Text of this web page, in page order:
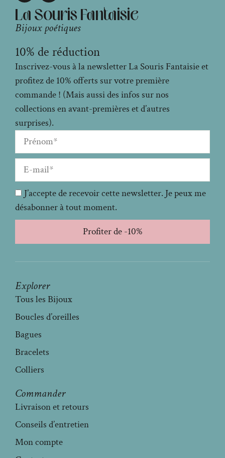
La Souris Fantaisie
Bijoux poétiques
10% de réduction
Inscrivez-vous à la newsletter La Souris Fantaisie et
profitez de 10% offerts sur votre première
commande ! (Mais aussi des infos sur nos
collections en avant-premières et d’autres
surprises).
J’accepte de recevoir cette newsletter. Je peux me
désabonner à tout moment.
Profiter de -10%
Explorer
Tous les Bijoux
Boucles d’oreilles
Bagues
Bracelets
Colliers
Commander
Livraison et retours
Conseils d’entretien
Mon compte